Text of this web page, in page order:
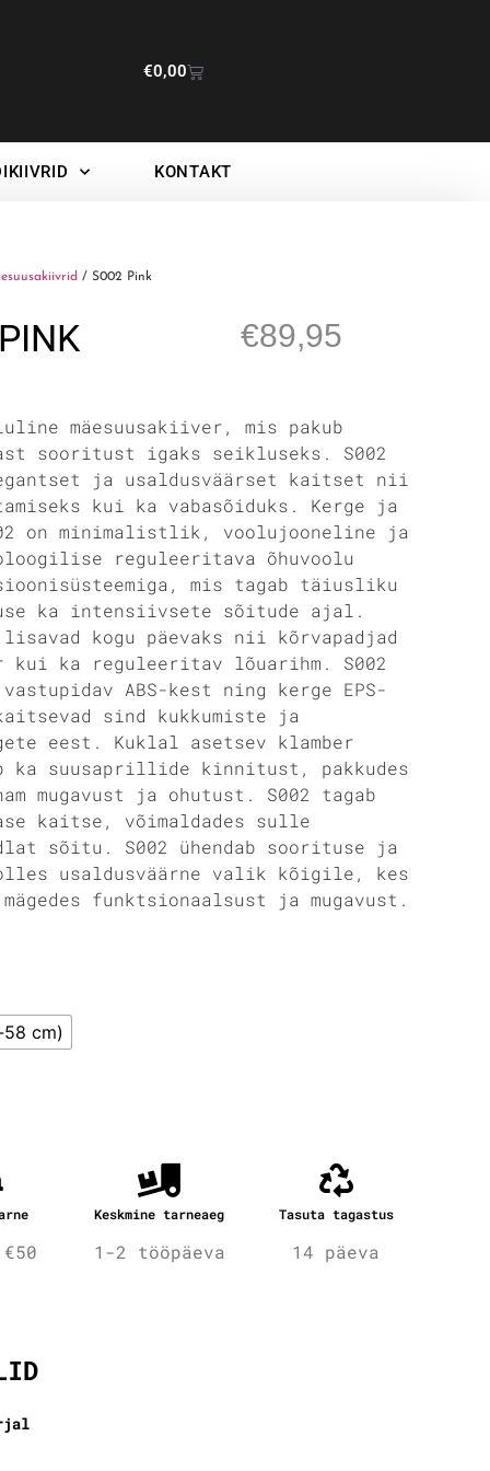
€0,00
KONTAKT
/ S002 Pink
€89,95
mäesuusakiiver, mis pakub
sooritust igaks seikluseks. S002
ja usaldusväärset kaitset nii
kui ka vabasõiduks. Kerge ja
on minimalistlik, voolujooneline ja
reguleeritava õhuvoolu
mis tagab täiusliku
ka intensiivsete sõitude ajal.
lisavad kogu päevaks nii kõrvapadjad
kui ka reguleeritav lõuarihm. S002
ABS-kest ning kerge EPS-
sind kukkumiste ja
eest. Kuklal asetsev klamber
ka suusaprillide kinnitust, pakkudes
mugavust ja ohutust. S002 tagab
kaitse, võimaldades sulle
sõitu. S002 ühendab soorituse ja
usaldusväärne valik kõigile, kes
funktsionaalsust ja mugavust.
cm)
Keskmine tarneaeg
1-2 tööpäeva
Tasuta tagastus
14 päeva